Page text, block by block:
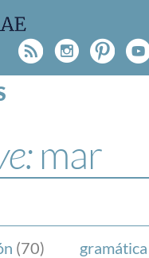
Rss
mar
(70) gramática